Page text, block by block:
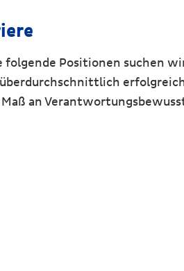
folgende Positionen suchen
an